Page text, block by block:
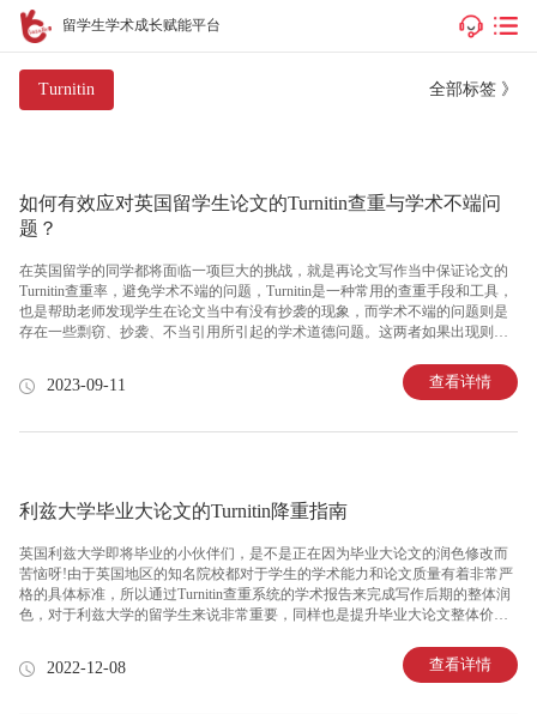
留学生学术成长赋能平台
Turnitin 全部标签 》
如何有效应对英国留学生论文的Turnitin查重与学术不端问
题？
在英国留学的同学都将面临一项巨大的挑战，就是再论文写作当中保证论文的
Turnitin查重率，避免学术不端的问题，Turnitin是一种常用的查重手段和工具，
也是帮助老师发现学生在论文当中有没有抄袭的现象，而学术不端的问题则是
存在一些剽窃、抄袭、不当引用所引起的学术道德问题。这两者如果出现则是
生论文应该如何避免这类问题的出现呢？如何有效应对Turnitin查重与学术不端
问题呢？第一个重点：论文的题目应选择一些独特、有深度的来防止被查重，
意性等课题。这样能够增加你的写作独特的同时还减少抄袭的可能性。第二个
2023-09-11 查看详情
利兹大学毕业大论文的Turnitin降重指南
英国利兹大学即将毕业的小伙伴们，是不是正在因为毕业大论文的润色修改而
苦恼呀!由于英国地区的知名院校都对于学生的学术能力和论文质量有着非常严
格的具体标准，所以通过Turnitin查重系统的学术报告来完成写作后期的整体润
色，对于利兹大学的留学生来说非常重要，同样也是提升毕业大论文整体价值
一定可以帮助顺利的提升论文的整体分数，快来一起看看吧! 英国利兹大学官方
使用的毕业大论文查重系统就是Turnitin，这个系统以其较高的查重准确性和详
2022-12-08 查看详情